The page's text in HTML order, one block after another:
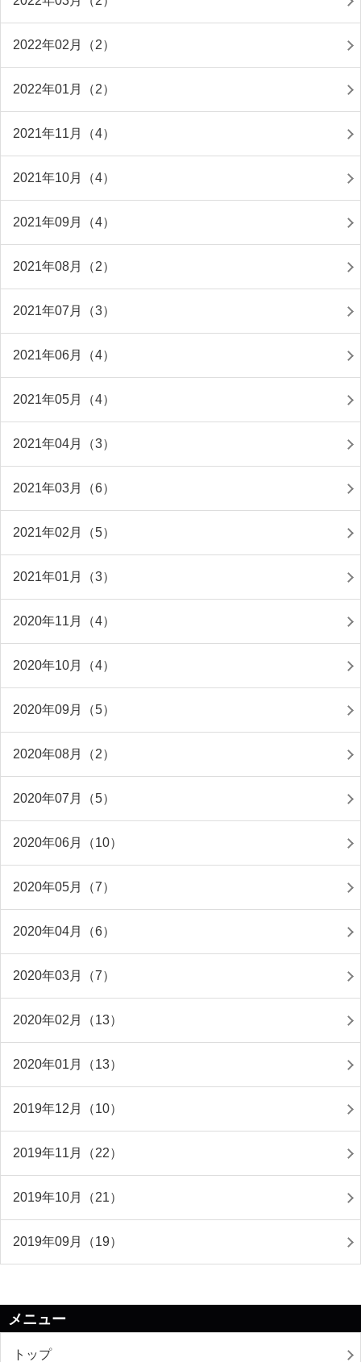
2022年02月（2）
2022年01月（2）
2021年11月（4）
2021年10月（4）
2021年09月（4）
2021年08月（2）
2021年07月（3）
2021年06月（4）
2021年05月（4）
2021年04月（3）
2021年03月（6）
2021年02月（5）
2021年01月（3）
2020年11月（4）
2020年10月（4）
2020年09月（5）
2020年08月（2）
2020年07月（5）
2020年06月（10）
2020年05月（7）
2020年04月（6）
2020年03月（7）
2020年02月（13）
2020年01月（13）
2019年12月（10）
2019年11月（22）
2019年10月（21）
2019年09月（19）
メニュー
トップ